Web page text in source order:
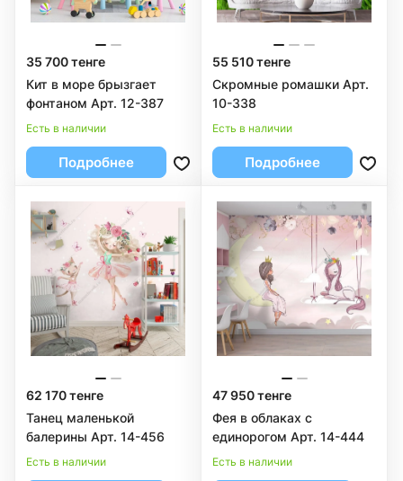
35 700 тенге
Кит в море брызгает
фонтаном Арт. 12-387
Есть в наличии
Подробнее
55 510 тенге
Скромные ромашки Арт.
10-338
Есть в наличии
Подробнее
62 170 тенге
Танец маленькой
балерины Арт. 14-456
Есть в наличии
47 950 тенге
Фея в облаках с
единорогом Арт. 14-444
Есть в наличии